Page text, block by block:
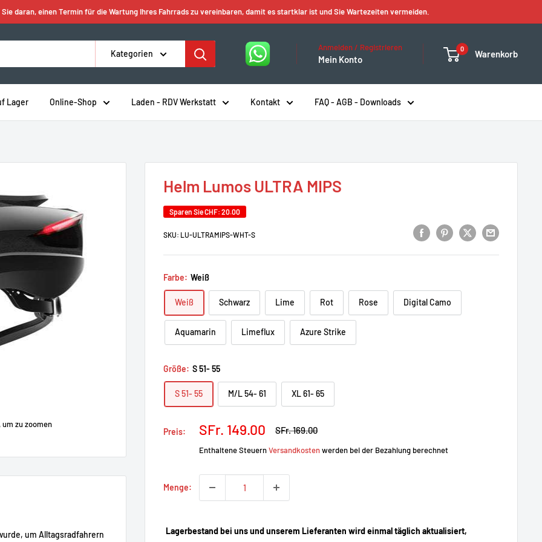
daran, einen Termin für die Wartung Ihres Fahrrads zu vereinbaren, damit es startklar ist und Sie Wartezeiten vermeiden.
Kategorien
Anmelden / Registrieren
Mein Konto
0 Warenkorb
Lager Online-Shop Laden - RDV Werkstatt Kontakt FAQ - AGB - Downloads
um zu zoomen
Helm Lumos ULTRA MIPS
Sparen SieCHF: 20.00
SKU: LU-ULTRAMIPS-WHT-S
Farbe: Weiß
Weiß Schwarz Lime Rot Rose Digital Camo
Aquamarin Limeflux Azure Strike
Größe: S 51- 55
S 51- 55 M/L 54- 61 XL 61- 65
Preis:
Prix
SFr. 149.00
Prix
SFr. 169.00
Enthaltene SteuernVersandkostenwerden bei der Bezahlung berechnet
Menge:
Lagerbestand bei uns und unserem Lieferanten wird einmal täglich aktualisiert,
um Alltagsradfahrern